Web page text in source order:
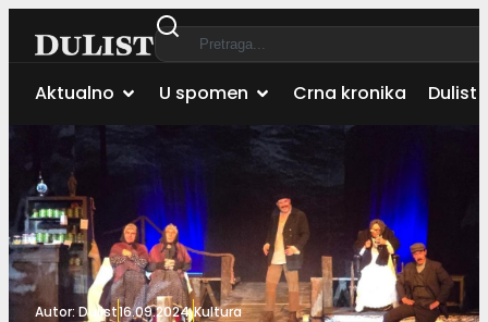
Aktualno U spomen Crna kronika Dulist
Autor: Dulist16.09.2024.Kultura